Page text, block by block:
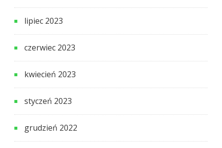
lipiec 2023
czerwiec 2023
kwiecień 2023
styczeń 2023
grudzień 2022